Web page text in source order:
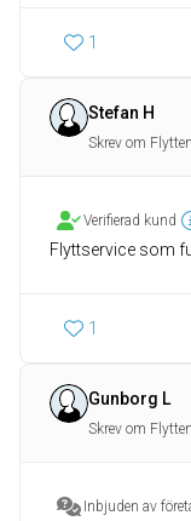
1
Stefan H
Skrev om
Verifierad kund
Flyttservice som
1
Gunborg L
Skrev om
Inbjuden av